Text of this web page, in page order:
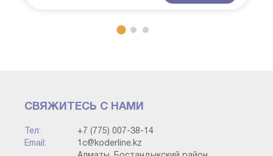
СВЯЖИТЕСЬ С НАМИ
Тел:
+7 (775) 007-38-14
Email:
1c@koderline.kz